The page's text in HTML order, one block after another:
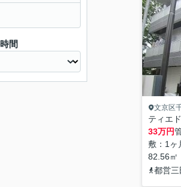
文京区
ティエ
33万円
敷：1ヶ
82.56㎡
都営
間